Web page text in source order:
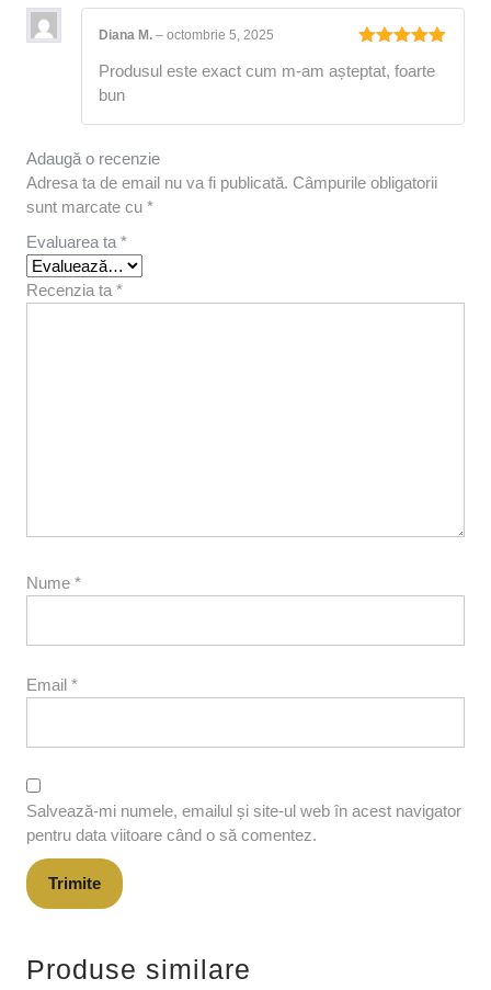
5din 5
Diana M. – octombrie 5, 2025
Produsul este exact cum m-am așteptat, foarte
bun
Adaugă o recenzie
Adresa ta de email nu va fi publicată. Câmpurile obligatorii
sunt marcate cu *
Evaluarea ta *
Recenzia ta *
Nume *
Email *
Salvează-mi numele, emailul și site-ul web în acest navigator
pentru data viitoare când o să comentez.
Produse similare